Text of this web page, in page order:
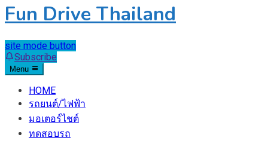
Fun Drive Thailand
site mode button
Subscribe
Menu
HOME
รถยนต์/ไฟฟ้า
มอเตอร์ไชต์
ทดสอบรถ